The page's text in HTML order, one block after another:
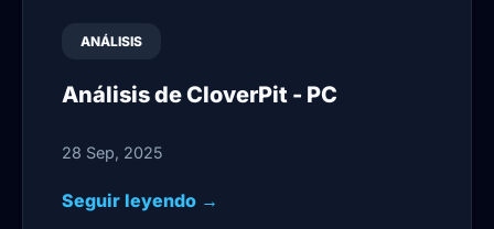
ANÁLISIS
Análisis de CloverPit - PC
28 Sep, 2025
Seguir leyendo →